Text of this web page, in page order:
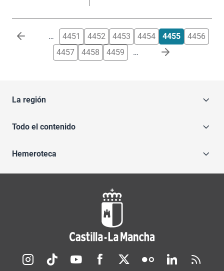
Paginación … 4451 4452 4453 4454 4455
4456
4457
4458 4459 …
La región
Todo el contenido
Hemeroteca
Redes sociales JCCM